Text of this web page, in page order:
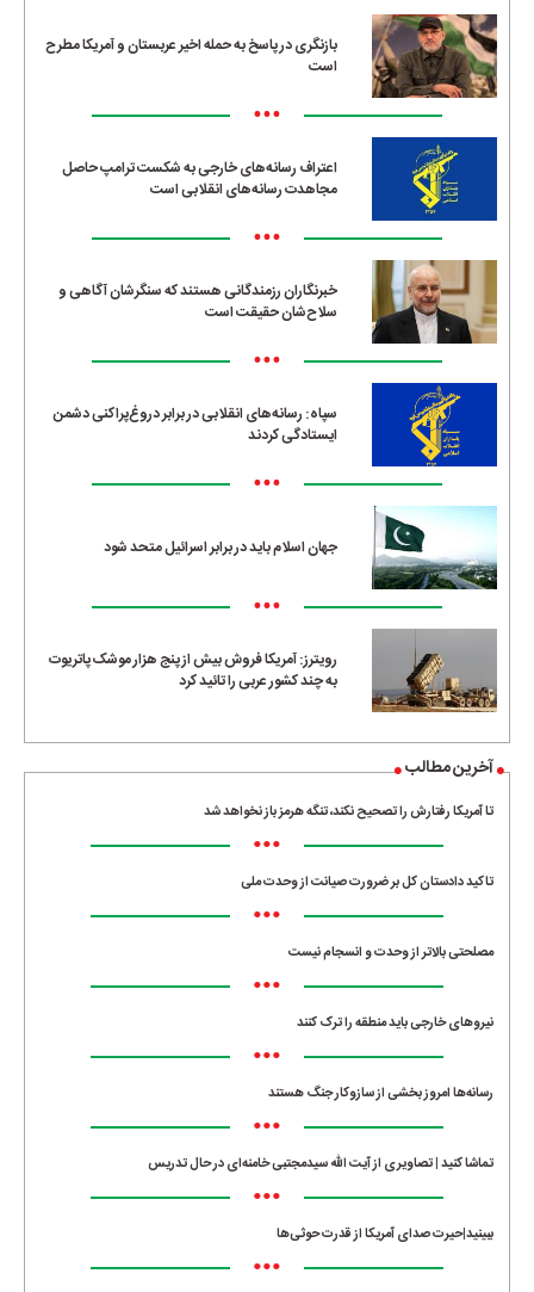
بازنگری در پاسخ به حمله اخیر عربستان و آمریکا مطرح
است
•••
اعتراف رسانه‌های خارجی به شکست ترامپ حاصل
مجاهدت رسانه‌های انقلابی است
•••
خبرنگاران رزمندگانی هستند که سنگرشان آگاهی و
سلاح‌شان حقیقت است
•••
سپاه: رسانه‌های انقلابی در برابر دروغ‌پراکنی دشمن
ایستادگی کردند
•••
جهان اسلام باید در برابر اسرائیل متحد شود
•••
رویترز: آمریکا فروش بیش از پنج هزار موشک پاتریوت
به چند کشور عربی را تائید کرد
آخرین مطالب
تا آمریکا رفتارش را تصحیح نکند، تنگه هرمز باز نخواهد شد
•••
تاکید دادستان کل بر ضرورت صیانت از وحدت ملی
•••
مصلحتی بالاتر از وحدت و انسجام نیست
•••
نیروهای خارجی باید منطقه را ترک کنند
•••
رسانه‌ها امروز بخشی از سازوکار جنگ هستند
•••
تماشا کنید | تصاویری از آیت الله سیدمجتبی خامنه‌ای در حال تدریس
•••
ببینید|حیرت صدای آمریکا از قدرت حوثی‌ها
•••